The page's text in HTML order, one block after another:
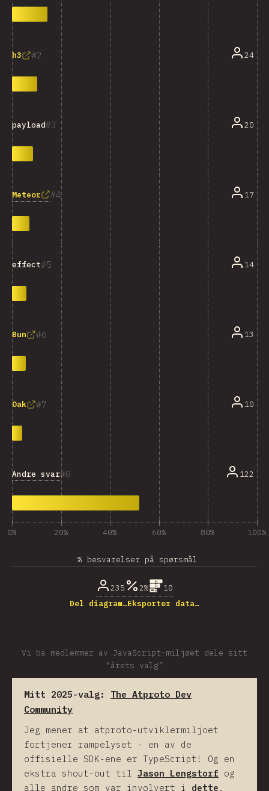
2
h3 24
3
payload 20
4
Meteor 17
5
effect 14
6
Bun 13
7
Oak 10
8
Andre svar 122
0% 20% 40% 60% 80% 100%
% besvarelser på spørsmål
235 2%
10
Del diagram…Eksporter data…
Vi ba medlemmer av JavaScript-miljøet dele sitt
“årets valg”
Mitt 2025-valg:
The Atproto Dev
Community
Jeg mener at atproto-utviklermiljoet
fortjener rampelyset - en av de
offisielle SDK-ene er TypeScript! Og en
ekstra shout-out til Jason Lengstorf og
alle andre som var involvert i dette .